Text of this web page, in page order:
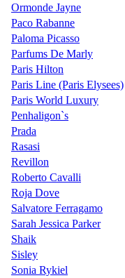
Ormonde Jayne
Paco Rabanne
Paloma Picasso
Parfums De Marly
Paris Hilton
Paris Line (Paris Elysees)
Paris World Luxury
Penhaligon`s
Prada
Rasasi
Revillon
Roberto Cavalli
Roja Dove
Salvatore Ferragamo
Sarah Jessica Parker
Shaik
Sisley
Sonia Rykiel